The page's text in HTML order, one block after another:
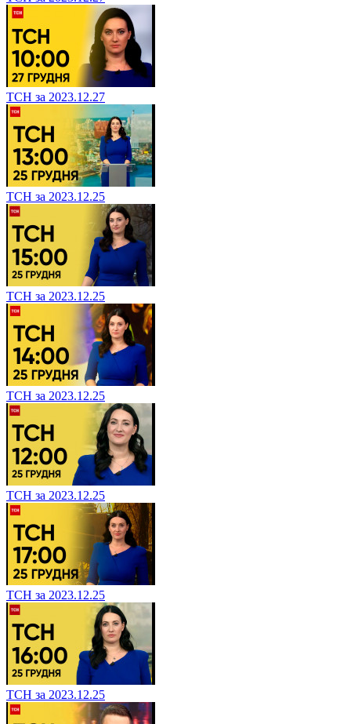
ТСН за 2023.12.27
ТСН за 2023.12.25
ТСН за 2023.12.25
ТСН за 2023.12.25
ТСН за 2023.12.25
ТСН за 2023.12.25
ТСН за 2023.12.25